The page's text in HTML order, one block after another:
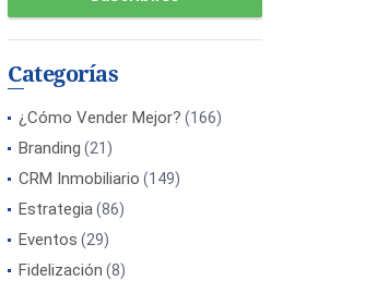
Categorías
¿Cómo Vender Mejor? (166)
Branding (21)
CRM Inmobiliario (149)
Estrategia(86)
Eventos (29)
Fidelización (8)